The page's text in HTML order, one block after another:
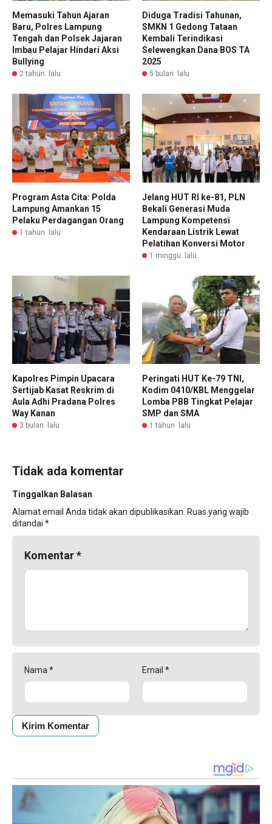
Memasuki Tahun Ajaran
Baru, Polres Lampung
Tengah dan Polsek Jajaran
Imbau Pelajar Hindari Aksi
Bullying
2 tahun lalu
Diduga Tradisi Tahunan,
SMKN 1 Gedong Tataan
Kembali Terindikasi
Selewengkan Dana BOS TA
2025
5 bulan lalu
Program Asta Cita: Polda
Lampung Amankan 15
Pelaku Perdagangan Orang
1 tahun lalu
Jelang HUT RI ke-81, PLN
Bekali Generasi Muda
Lampung Kompetensi
Kendaraan Listrik Lewat
Pelatihan Konversi Motor
1 minggu lalu
Kapolres Pimpin Upacara
Sertijab Kasat Reskrim di
Aula Adhi Pradana Polres
Way Kanan
3 bulan lalu
Peringati HUT Ke-79 TNI,
Kodim 0410/KBL Menggelar
Lomba PBB Tingkat Pelajar
SMP dan SMA
1 tahun lalu
Tidak ada komentar
Tinggalkan Balasan
Alamat email Anda tidak akan dipublikasikan. Ruas yang wajib
ditandai *
Komentar*
Nama * Email *